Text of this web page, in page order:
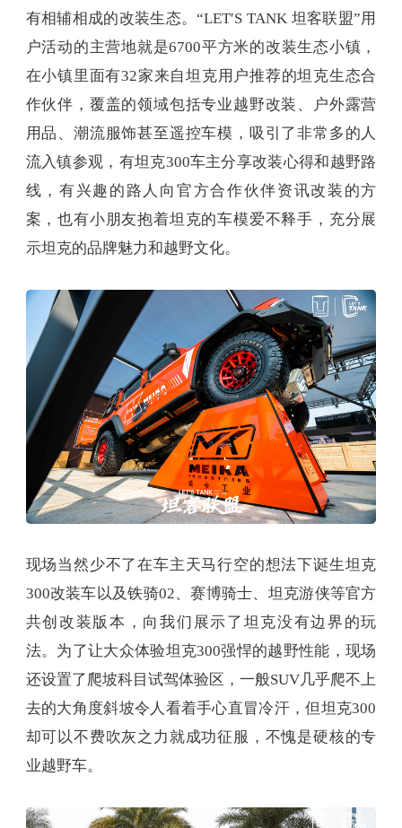
有相辅相成的改装生态。“LET′S TANK 坦客联盟”用
户活动的主营地就是6700平方米的改装生态小镇，
在小镇里面有32家来自坦克用户推荐的坦克生态合
作伙伴，覆盖的领域包括专业越野改装、户外露营
用品、潮流服饰甚至遥控车模，吸引了非常多的人
流入镇参观，有坦克300车主分享改装心得和越野路
线，有兴趣的路人向官方合作伙伴资讯改装的方
案，也有小朋友抱着坦克的车模爱不释手，充分展
示坦克的品牌魅力和越野文化。
现场当然少不了在车主天马行空的想法下诞生坦克
300改装车以及铁骑02、赛博骑士、坦克游侠等官方
共创改装版本，向我们展示了坦克没有边界的玩
法。为了让大众体验坦克300强悍的越野性能，现场
还设置了爬坡科目试驾体验区，一般SUV几乎爬不上
去的大角度斜坡令人看着手心直冒冷汗，但坦克300
却可以不费吹灰之力就成功征服，不愧是硬核的专
业越野车。